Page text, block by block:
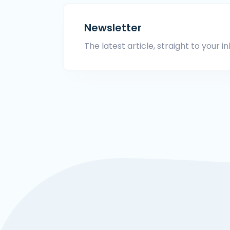
Newsletter
The latest article, straight to your